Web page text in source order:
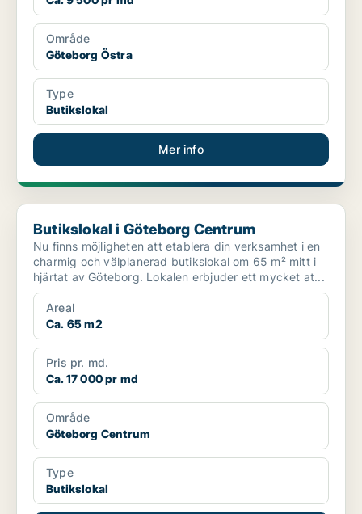
Område
Göteborg Östra
Type
Butikslokal
Mer info
Butikslokal i Göteborg Centrum
Butikslokal i Göteborg Centrum
Nu finns möjligheten att etablera din verksamhet i en
charmig och välplanerad butikslokal om 65 m² mitt i
hjärtat av Göteborg. Lokalen erbjuder ett mycket at...
Areal
Ca. 65 m2
Pris pr. md.
Ca. 17 000 pr md
Område
Göteborg Centrum
Type
Butikslokal